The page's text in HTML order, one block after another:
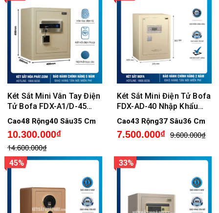
Két Sắt Mini Vân Tay Điện
Tử Bofa FDX-A1/D-45
Nhập Khẩu Chính Hãng,
Có Kết Nối Điện Thoại
Cao48 Rộng40 Sâu35 Cm
10.300.000₫
14.600.000₫
Két Sắt Mini Điện Tử Bofa
FDX-AD-40 Nhập Khẩu
Chính Hãng
Cao43 Rộng37 Sâu36 Cm
7.500.000₫ 9.600.000₫
45% 33%